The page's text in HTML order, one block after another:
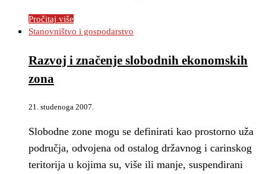
Pročitaj više
Stanovništvo i gospodarstvo
Razvoj i značenje slobodnih ekonomskih
zona
21. studenoga 2007.
Slobodne zone mogu se definirati kao prostorno uža
područja, odvojena od ostalog državnog i carinskog
teritorija u kojima su, više ili manje, suspendirani